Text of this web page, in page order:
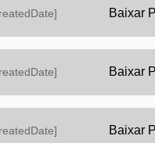
Baixar
Baixar
Baixar